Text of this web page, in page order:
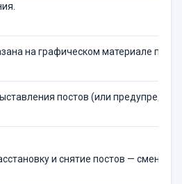
на графическом материале плана
постов (или
и снятие постов — сменный